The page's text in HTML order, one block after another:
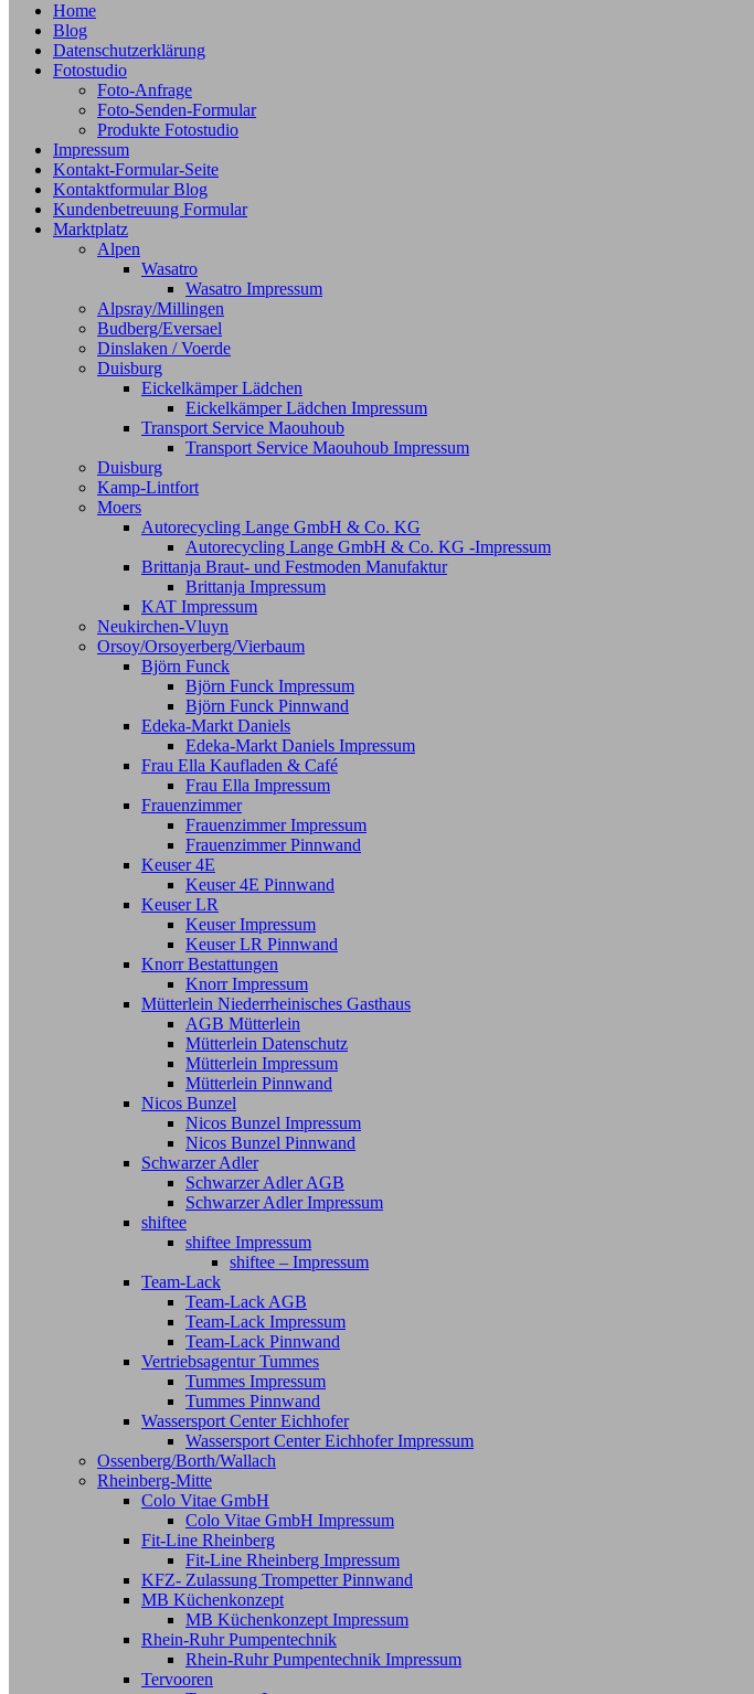
Home
Blog
Datenschutzerklärung
Fotostudio
Foto-Anfrage
Foto-Senden-Formular
Produkte Fotostudio
Impressum
Kontakt-Formular-Seite
Kontaktformular Blog
Kundenbetreuung Formular
Marktplatz
Alpen
Wasatro
Wasatro Impressum
Alpsray/Millingen
Budberg/Eversael
Dinslaken / Voerde
Duisburg
Eickelkämper Lädchen
Eickelkämper Lädchen Impressum
Transport Service Maouhoub
Transport Service Maouhoub Impressum
Duisburg
Kamp-Lintfort
Moers
Autorecycling Lange GmbH & Co. KG
Autorecycling Lange GmbH & Co. KG -Impressum
Brittanja Braut- und Festmoden Manufaktur
Brittanja Impressum
KAT Impressum
Neukirchen-Vluyn
Orsoy/Orsoyerberg/Vierbaum
Björn Funck
Björn Funck Impressum
Björn Funck Pinnwand
Edeka-Markt Daniels
Edeka-Markt Daniels Impressum
Frau Ella Kaufladen & Café
Frau Ella Impressum
Frauenzimmer
Frauenzimmer Impressum
Frauenzimmer Pinnwand
Keuser 4E
Keuser 4E Pinnwand
Keuser LR
Keuser Impressum
Keuser LR Pinnwand
Knorr Bestattungen
Knorr Impressum
Mütterlein Niederrheinisches Gasthaus
AGB Mütterlein
Mütterlein Datenschutz
Mütterlein Impressum
Mütterlein Pinnwand
Nicos Bunzel
Nicos Bunzel Impressum
Nicos Bunzel Pinnwand
Schwarzer Adler
Schwarzer Adler AGB
Schwarzer Adler Impressum
shiftee
shiftee Impressum
shiftee – Impressum
Team-Lack
Team-Lack AGB
Team-Lack Impressum
Team-Lack Pinnwand
Vertriebsagentur Tummes
Tummes Impressum
Tummes Pinnwand
Wassersport Center Eichhofer
Wassersport Center Eichhofer Impressum
Ossenberg/Borth/Wallach
Rheinberg-Mitte
Colo Vitae GmbH
Colo Vitae GmbH Impressum
Fit-Line Rheinberg
Fit-Line Rheinberg Impressum
KFZ- Zulassung Trompetter Pinnwand
MB Küchenkonzept
MB Küchenkonzept Impressum
Rhein-Ruhr Pumpentechnik
Rhein-Ruhr Pumpentechnik Impressum
Tervooren